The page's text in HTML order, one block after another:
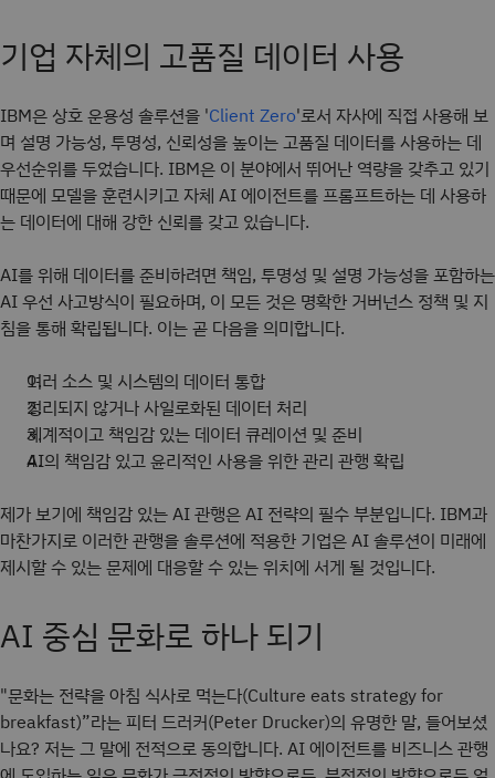
기업 자체의 고품질 데이터 사용
IBM은 상호 운용성 솔루션을 'Client Zero'로서 자사에 직접 사용해 보
며 설명 가능성, 투명성, 신뢰성을 높이는 고품질 데이터를 사용하는 데
우선순위를 두었습니다. IBM은 이 분야에서 뛰어난 역량을 갖추고 있기
때문에 모델을 훈련시키고 자체 AI 에이전트를 프롬프트하는 데 사용하
는 데이터에 대해 강한 신뢰를 갖고 있습니다.
AI를 위해 데이터를 준비하려면 책임, 투명성 및 설명 가능성을 포함하는
AI 우선 사고방식이 필요하며, 이 모든 것은 명확한 거버넌스 정책 및 지
침을 통해 확립됩니다. 이는 곧 다음을 의미합니다.
여러 소스 및 시스템의 데이터 통합
정리되지 않거나 사일로화된 데이터 처리
체계적이고 책임감 있는 데이터 큐레이션 및 준비
AI의 책임감 있고 윤리적인 사용을 위한 관리 관행 확립
제가 보기에 책임감 있는 AI 관행은 AI 전략의 필수 부분입니다. IBM과
마찬가지로 이러한 관행을 솔루션에 적용한 기업은 AI 솔루션이 미래에
제시할 수 있는 문제에 대응할 수 있는 위치에 서게 될 것입니다.
AI 중심 문화로 하나 되기
"문화는 전략을 아침 식사로 먹는다(Culture eats strategy for
breakfast)”라는 피터 드러커(Peter Drucker)의 유명한 말, 들어보셨
나요? 저는 그 말에 전적으로 동의합니다. AI 에이전트를 비즈니스 관행